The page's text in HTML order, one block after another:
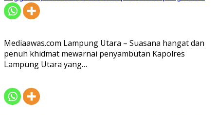
Mediaawas.com Lampung Utara – Suasana hangat dan
penuh khidmat mewarnai penyambutan Kapolres
Lampung Utara yang…